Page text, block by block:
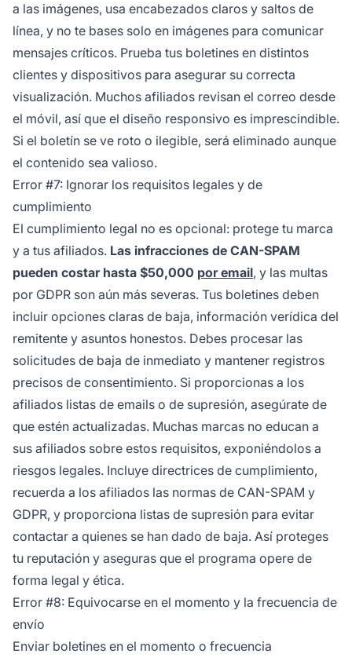
a las imágenes, usa encabezados claros y saltos de
línea, y no te bases solo en imágenes para comunicar
mensajes críticos. Prueba tus boletines en distintos
clientes y dispositivos para asegurar su correcta
visualización. Muchos afiliados revisan el correo desde
el móvil, así que el diseño responsivo es imprescindible.
Si el boletín se ve roto o ilegible, será eliminado aunque
el contenido sea valioso.
Error #7: Ignorar los requisitos legales y de
cumplimiento
El cumplimiento legal no es opcional: protege tu marca
y a tus afiliados. Las infracciones de CAN-SPAM
pueden costar hasta $50,000 por email, y las multas
por GDPR son aún más severas. Tus boletines deben
incluir opciones claras de baja, información verídica del
remitente y asuntos honestos. Debes procesar las
solicitudes de baja de inmediato y mantener registros
precisos de consentimiento. Si proporcionas a los
afiliados listas de emails o de supresión, asegúrate de
que estén actualizadas. Muchas marcas no educan a
sus afiliados sobre estos requisitos, exponiéndolos a
riesgos legales. Incluye directrices de cumplimiento,
recuerda a los afiliados las normas de CAN-SPAM y
GDPR, y proporciona listas de supresión para evitar
contactar a quienes se han dado de baja. Así proteges
tu reputación y aseguras que el programa opere de
forma legal y ética.
Error #8: Equivocarse en el momento y la frecuencia de
envío
Enviar boletines en el momento o frecuencia